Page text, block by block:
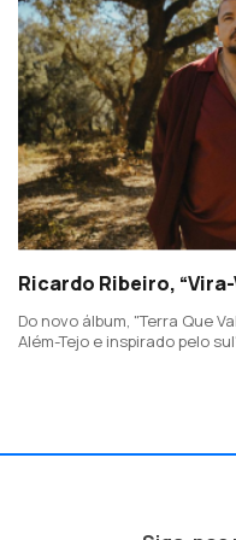
Ricardo Ribeiro,
Do novo álbum, "Terra Que
Além-Tejo e inspirado pelo